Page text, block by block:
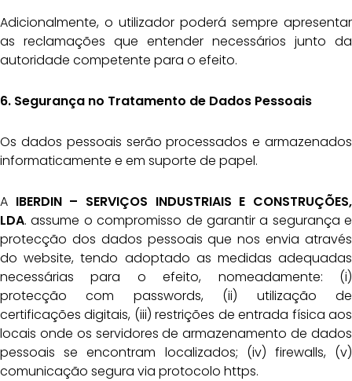
Adicionalmente, o utilizador poderá sempre apresentar
as reclamações que entender necessários junto da
autoridade competente para o efeito.
6. Segurança no Tratamento de Dados Pessoais
Os dados pessoais serão processados e armazenados
informaticamente e em suporte de papel.
A IBERDIN – SERVIÇOS INDUSTRIAIS E CONSTRUÇÕES,
LDA. assume o compromisso de garantir a segurança e
protecção dos dados pessoais que nos envia através
do website, tendo adoptado as medidas adequadas
necessárias para o efeito, nomeadamente: (i)
protecção com passwords, (ii) utilização de
certificações digitais, (iii) restrições de entrada física aos
locais onde os servidores de armazenamento de dados
pessoais se encontram localizados; (iv) firewalls, (v)
comunicação segura via protocolo https.